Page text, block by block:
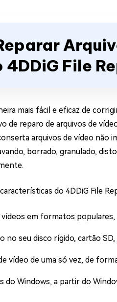
4DDiG File
mais fácil e eficaz de
de reparo de arquivos de
arquivos de vídeo não
borrado, granulado,
do 4DDiG File
em formatos populares,
no seu disco rígido, cartão
vídeo de uma só vez, de
do Windows, a partir do